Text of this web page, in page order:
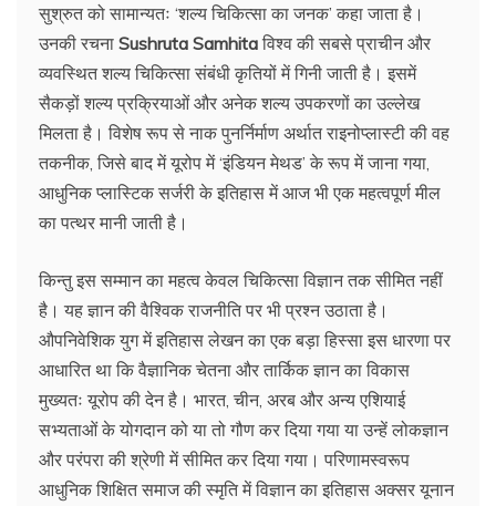
सुश्रुत को सामान्यतः ‘शल्य चिकित्सा का जनक’ कहा जाता है।
उनकी रचना Sushruta Samhitaविश्व की सबसे प्राचीन और
व्यवस्थित शल्य चिकित्सा संबंधी कृतियों में गिनी जाती है। इसमें
सैकड़ों शल्य प्रक्रियाओं और अनेक शल्य उपकरणों का उल्लेख
मिलता है। विशेष रूप से नाक पुनर्निर्माण अर्थात राइनोप्लास्टी की वह
तकनीक, जिसे बाद में यूरोप में ‘इंडियन मेथड’ के रूप में जाना गया,
आधुनिक प्लास्टिक सर्जरी के इतिहास में आज भी एक महत्वपूर्ण मील
का पत्थर मानी जाती है।
किन्तु इस सम्मान का महत्व केवल चिकित्सा विज्ञान तक सीमित नहीं
है। यह ज्ञान की वैश्विक राजनीति पर भी प्रश्न उठाता है।
औपनिवेशिक युग में इतिहास लेखन का एक बड़ा हिस्सा इस धारणा पर
आधारित था कि वैज्ञानिक चेतना और तार्किक ज्ञान का विकास
मुख्यतः यूरोप की देन है। भारत, चीन, अरब और अन्य एशियाई
सभ्यताओं के योगदान को या तो गौण कर दिया गया या उन्हें लोकज्ञान
और परंपरा की श्रेणी में सीमित कर दिया गया। परिणामस्वरूप
आधुनिक शिक्षित समाज की स्मृति में विज्ञान का इतिहास अक्सर यूनान